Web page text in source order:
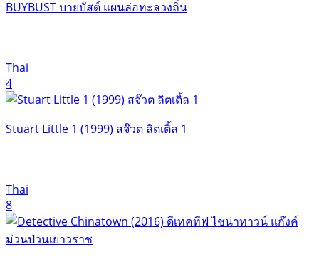
BUYBUST บายบัสต์ แผนล่อทะลวงถิ่น
Thai
4
Stuart Little 1 (1999) สจ๊วต ลิตเติ้ล 1
Thai
8